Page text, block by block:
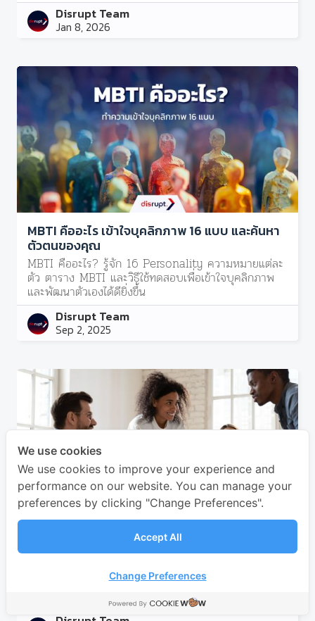
Disrupt Team
Jan 8, 2026
MBTI คืออะไร เข้าใจบุคลิกภาพ 16 แบบ และค้นหา
ตัวตนของคุณ
MBTI คืออะไร? รู้จัก 16 Personality ความหมายแต่ละ
ตัว ตาราง MBTI และวิธีใช้ทดสอบเพื่อเข้าใจบุคลิกภาพ
และพัฒนาตัวเองได้ดียิ่งขึ้น
Disrupt Team
Sep 2, 2025
Soft Skills คืออะไร? ทำไมองค์กรยุคใหม่ถึงมอง
หา
Soft Skills เป็นทักษะสำคัญที่ในโลกที่เปลี่ยนแปลงอย่าง
รวดเร็ว ไม่ว่าจะเป็นการสื่อสาร หรือการปรับตัว มา
ร่วมพัฒนา Soft Skills เพื่อก้าวหน้าในสายอาชีพของคุณ
We use cookies
We use cookies to improve your experience and
performance on our website. You can manage your
preferences by clicking "Change Preferences".
Accept All
Change Preferences